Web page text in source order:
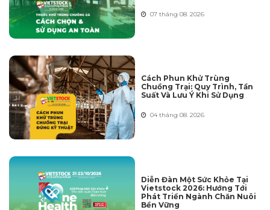
07 tháng 08. 2026
Cách Phun Khử Trùng
Chuồng Trại: Quy Trình, Tần
Suất Và Lưu Ý Khi Sử Dụng
04 tháng 08. 2026
Diễn Đàn Một Sức Khỏe Tại
Vietstock 2026: Hướng Tới
Phát Triển Ngành Chăn Nuôi
Bền Vững